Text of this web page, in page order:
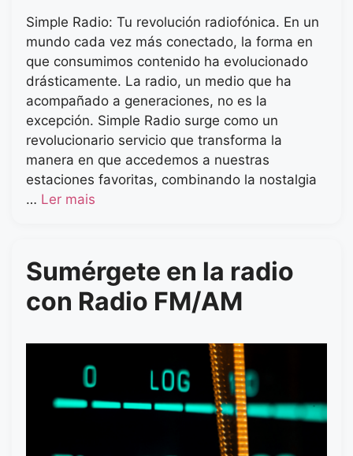
Simple Radio: Tu revolución radiofónica. En un
mundo cada vez más conectado, la forma en
que consumimos contenido ha evolucionado
drásticamente. La radio, un medio que ha
acompañado a generaciones, no es la
excepción. Simple Radio surge como un
revolucionario servicio que transforma la
manera en que accedemos a nuestras
estaciones favoritas, combinando la nostalgia
… Ler mais
Sumérgete en la radio
con Radio FM/AM